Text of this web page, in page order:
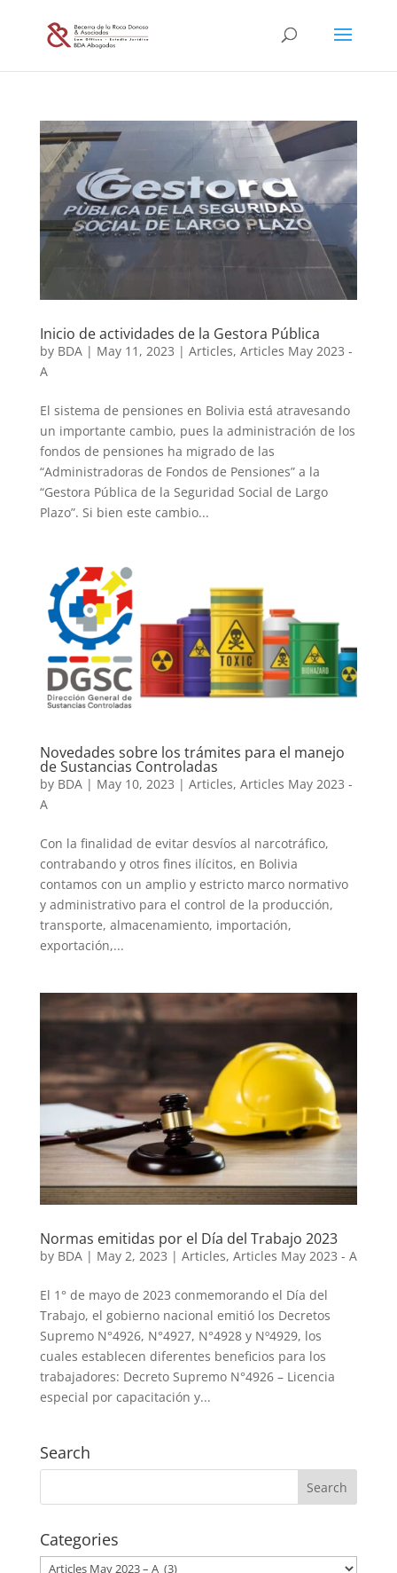
Inicio de actividades de la Gestora Pública
by BDA| May 11, 2023 | Articles, Articles May 2023 -
A
El sistema de pensiones en Bolivia está atravesando
un importante cambio, pues la administración de los
fondos de pensiones ha migrado de las
“Administradoras de Fondos de Pensiones” a la
“Gestora Pública de la Seguridad Social de Largo
Plazo”. Si bien este cambio...
Novedades sobre los trámites para el manejo
de Sustancias Controladas
by BDA| May 10, 2023 | Articles, Articles May 2023 -
A
Con la finalidad de evitar desvíos al narcotráfico,
contrabando y otros fines ilícitos, en Bolivia
contamos con un amplio y estricto marco normativo
y administrativo para el control de la producción,
transporte, almacenamiento, importación,
exportación,...
Normas emitidas por el Día del Trabajo 2023
by BDA| May 2, 2023 | Articles, Articles May 2023 - A
El 1° de mayo de 2023 conmemorando el Día del
Trabajo, el gobierno nacional emitió los Decretos
Supremo N°4926, N°4927, N°4928 y Nº4929, los
cuales establecen diferentes beneficios para los
trabajadores: Decreto Supremo N°4926 – Licencia
especial por capacitación y...
Search
Categories
Categories